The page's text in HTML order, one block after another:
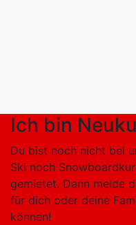
Ich bin
Du bist noch nicht bei
Ski noch
gemietet. Dann melde
für dich oder deine
können!